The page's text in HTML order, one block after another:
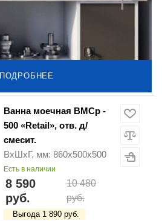
ПОДРОБНЕЕ
Ванна моечная ВМСр -
500 «Retail», отв. д/
смесит.
ВхШхГ, мм: 860х500х500
Есть в наличии
8 590
руб.
10 480
руб.
Выгода 1 890 руб.